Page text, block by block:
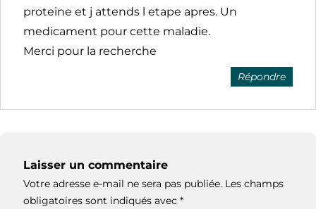
proteine et j attends l etape apres. Un
medicament pour cette maladie.
Merci pour la recherche
Répondre
Laisser un commentaire
Votre adresse e-mail ne sera pas publiée. Les champs
obligatoires sont indiqués avec *